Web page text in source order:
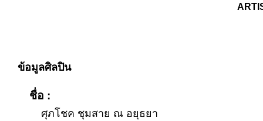
ข้อมูลศิลปิน
ชื่อ :
ศุภโชค ชุมสาย ณ อยุธยา